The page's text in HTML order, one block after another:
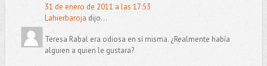
31 de enero de 2011 a las 17:53
Lahierbaroja dijo...
Teresa Rabal era odiosa en sí misma. ¿Realmente había
alguien a quien le gustara?